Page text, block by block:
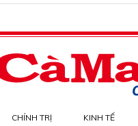
CHÍNH TRỊ KINH TẾ